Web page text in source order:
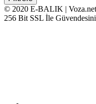
fiyat
© 2020 E-BALIK | Voza.net
256 Bit SSL İle